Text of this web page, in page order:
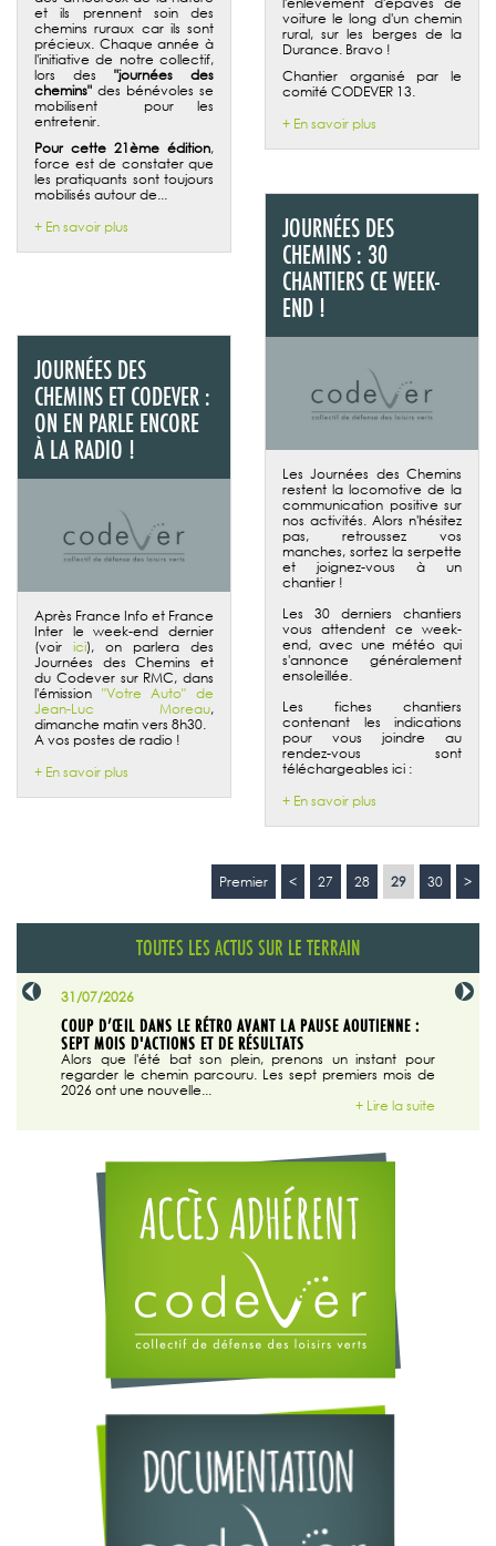
et ils prennent soin des
chemins ruraux car ils sont
précieux. Chaque année à
l'initiative de notre collectif,
lors des "journées des
chemins" des bénévoles se
mobilisent pour les
entretenir.
Pour cette 21ème édition,
force est de constater que
les pratiquants sont toujours
mobilisés autour de...
+ En savoir plus
voiture le long d'un chemin
rural, sur les berges de la
Durance. Bravo !
Chantier organisé par le
comité CODEVER 13.
+ En savoir plus
JOURNÉES DES
CHEMINS : 30
CHANTIERS CE WEEK-
END !
Les Journées des Chemins
restent la locomotive de la
communication positive sur
nos activités. Alors n'hésitez
pas, retroussez vos
manches, sortez la serpette
et joignez-vous à un
chantier !
Les 30 derniers chantiers
vous attendent ce week-
end, avec une météo qui
s'annonce généralement
ensoleillée.
Les fiches chantiers
contenant les indications
pour vous joindre au
rendez-vous sont
téléchargeables ici :
+ En savoir plus
JOURNÉES DES
CHEMINS ET CODEVER :
ON EN PARLE ENCORE
À LA RADIO !
Après France Info et France
Inter le week-end dernier
(voir ici), on parlera des
Journées des Chemins et
du Codever sur RMC, dans
l'émission "Votre Auto" de
Jean-Luc Moreau,
dimanche matin vers 8h30.
A vos postes de radio !
+ En savoir plus
Premier < 27 28 29 30 >
TOUTES LES ACTUS SUR LE TERRAIN
31/07/2026
COUP D’ŒIL DANS LE RÉTRO AVANT LA PAUSE AOUTIENNE :
SEPT MOIS D'ACTIONS ET DE RÉSULTATS
Alors que l'été bat son plein, prenons un instant pour
regarder le chemin parcouru. Les sept premiers mois de
2026 ont une nouvelle...
+ Lire la suite
29/07/